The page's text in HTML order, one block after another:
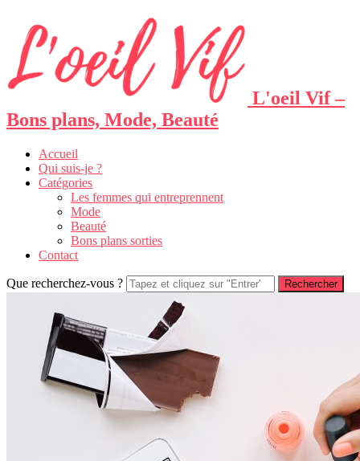
L'oeil Vif –
Bons plans, Mode, Beauté
Accueil
Qui suis-je ?
Catégories
Les femmes qui entreprennent
Mode
Beauté
Bons plans sorties
Contact
Que recherchez-vous ?